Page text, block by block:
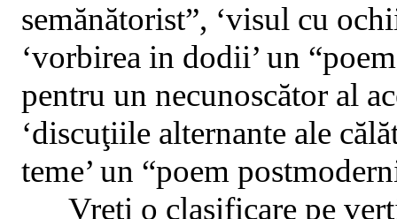
semănătorist”, ‘visul cu
‘vorbirea in dodii’ un
pentru un necunoscător al
‘discuţiile alternante ale
teme’ un “poem
Vreti o clasificare pe